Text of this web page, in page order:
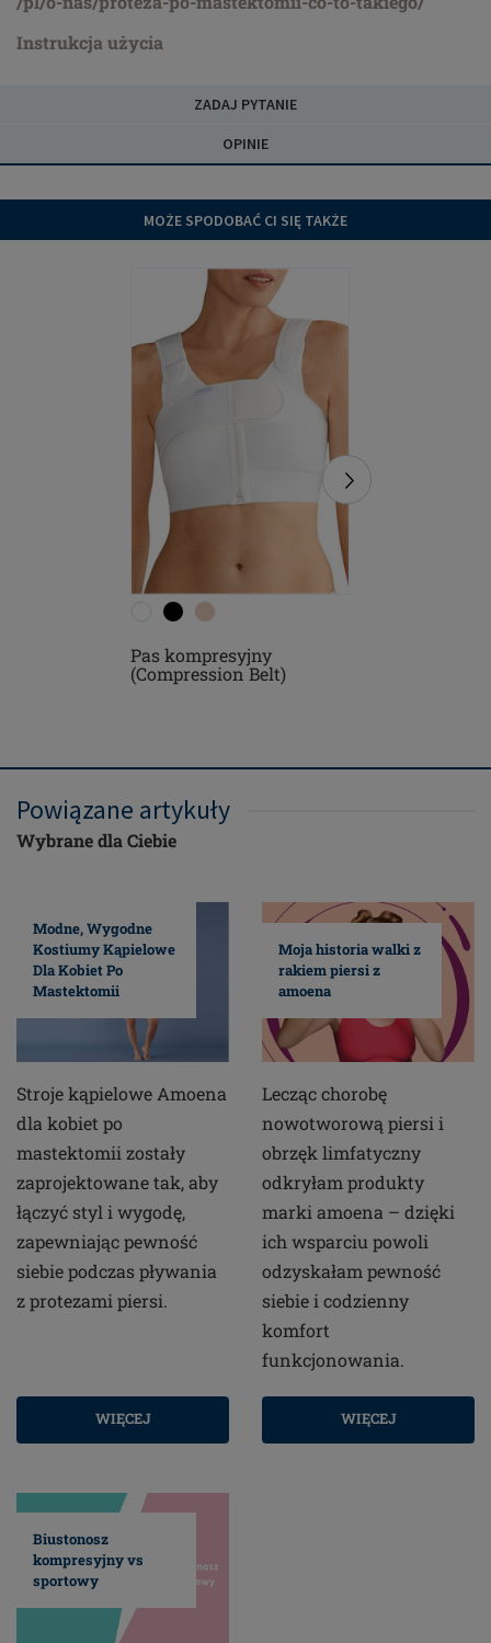
Instrukcja użycia
ZADAJ PYTANIE
OPINIE
MOŻE SPODOBAĆ CI SIĘ TAKŻE
Pas kompresyjny
(Compression Belt)
Powiązane artykuły
Wybrane dla Ciebie
Modne, Wygodne
Kostiumy Kąpielowe
Dla Kobiet Po
Mastektomii
Stroje kąpielowe Amoena
dla kobiet po
mastektomii zostały
zaprojektowane tak, aby
łączyć styl i wygodę,
zapewniając pewność
siebie podczas pływania
z protezami piersi.
WIĘCEJ
Moja historia walki z
rakiem piersi z
amoena
Lecząc chorobę
nowotworową piersi i
obrzęk limfatyczny
odkryłam produkty
marki amoena – dzięki
ich wsparciu powoli
odzyskałam pewność
siebie i codzienny
komfort
funkcjonowania.
WIĘCEJ
Biustonosz
kompresyjny vs
sportowy